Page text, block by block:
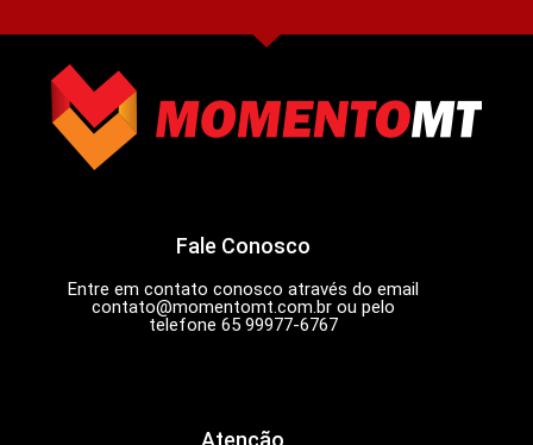
Fale Conosco
Entre em contato conosco através do email
contato@momentomt.com.brou pelo
telefone 65 99977-6767
Atenção